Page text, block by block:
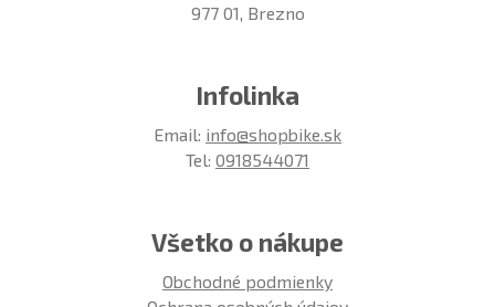
977 01, Brezno
Infolinka
Email: info@shopbike.sk
Tel: 0918544071
Všetko o nákupe
Obchodné podmienky